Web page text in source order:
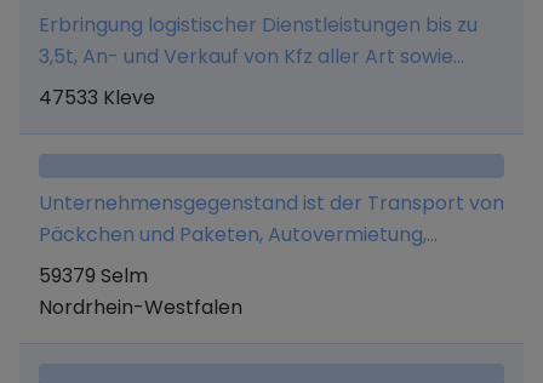
Erbringung logistischer Dienstleistungen bis zu
3,5t, An- und Verkauf von Kfz aller Art sowie
Import und Export freier Güter und aller damit
Tätigkeiten
47533 Kleve
Unternehmensgegenstand ist der Transport von
Päckchen und Paketen, Autovermietung,
Autoaufbereitung, Aufstellen von
Elektrokleingeräten (steckerfertiges
59379 Selm
Nordrhein-Westfalen